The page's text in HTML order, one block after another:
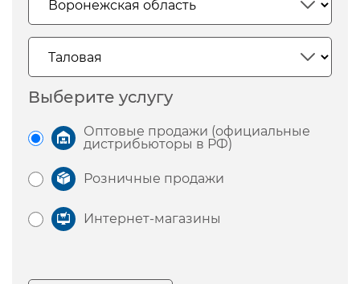
Выберите услугу
Оптовые продажи (официальные
дистрибьюторы в РФ)
Розничные продажи
Интернет-магазины